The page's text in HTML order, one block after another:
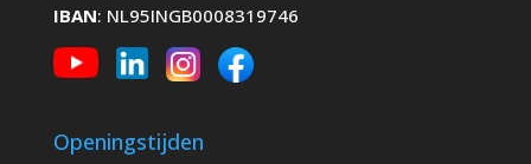
IBAN: NL95INGB0008319746
Openingstijden